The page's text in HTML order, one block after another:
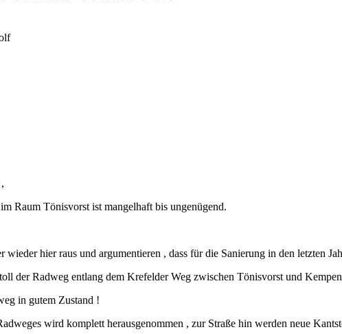
Raum Tönisvorst ist mangelhaft bis ungenügend.
wieder hier raus und argumentieren , dass für die Sanierung in den letzten
der Radweg entlang dem Krefelder Weg zwischen Tönisvorst und
in gutem Zustand !
wird komplett herausgenommen , zur Straße hin werden neue